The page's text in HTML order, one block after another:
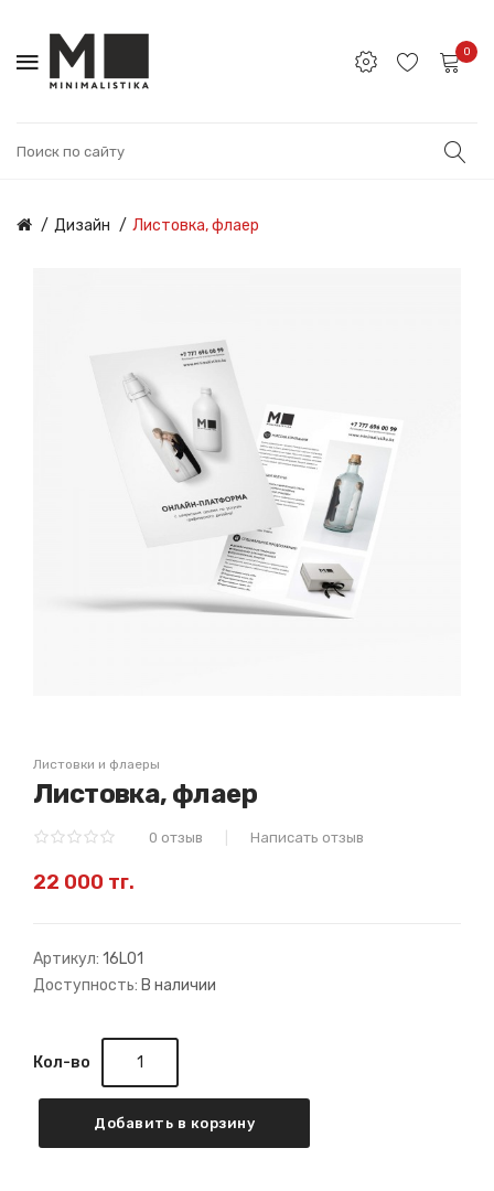
0
Дизайн Листовка, флаер
Листовки и флаеры
Листовка, флаер
0 отзыв Написать отзыв
22 000 тг.
Артикул: 16L01
Доступность: В наличии
Кол-во
Добавить в корзину